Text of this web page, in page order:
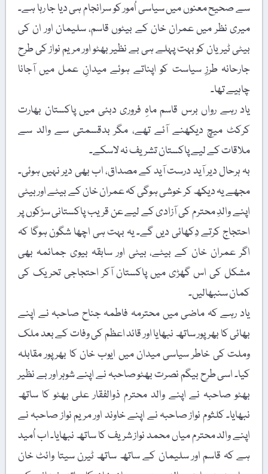
سے صحیح معنوں میں سیاسی اُمور کو سرانجام ہی دیا جا رہا ہے۔
میری نظر میں عمران خان کے بیٹوں قاسم، سلیمان اور ان کی
بیٹی ٹیریان کو بہت پہلے ہی بے نظیر بھٹو اور مریم نواز کی طرح
جارحانہ طرزِ سیاست کو اپناتے ہوئے میدانِ عمل میں آجانا
چاہیے تھا۔
یاد رہے رواں برس قاسم ماہِ فروری دبئی میں پاکستان بھارت
کرکٹ میچ دیکھنے آئے تھے، مگر بدقسمتی سے والد سے
ملاقات کے لیے پاکستان تشریف نہ لاسکے۔
بہ ہرحال دیر آید درست آید کے مصداق، اب بھی دیر نہیں ہوئی۔
مجھے یہ دیکھ کر خوشی ہوگی کہ عمران خان کے بیٹے اور بیٹی
اپنے والدِ محترم کی آزادی کے لیے عن قریب پاکستانی سڑکوں پر
احتجاج کرتے دِکھائی دیں گے۔ یہ بہت ہی اچھا شگون ہوگا کہ
اگر عمران خان کے بیٹے، بیٹی اور سابقہ بیوی جمائمہ بھی
مشکل کی اس گھڑی میں پاکستان آکر احتجاجی تحریک کی
کمان سنبھالیں۔
یاد رہے کہ ماضی میں محترمہ فاطمہ جناح صاحبہ نے اپنے
بھائی کا بھرپور ساتھ نبھایا اور قائد اعظم کی وفات کے بعد ملک
وملت کی خاطر سیاسی میدان میں ایوب خان کا بھرپور مقابلہ
کیا۔ اسی طرح بیگم نصرت بھٹو صاحبہ نے اپنے شوہر اور بے نظیر
بھٹو صاحبہ نے اپنے والد محترم ذوالفقار علی بھٹو کا ساتھ
نبھایا۔ کلثوم نواز صاحبہ نے اپنے خاوند اور مریم نواز صاحبہ نے
اپنے والد محترم میاں محمد نواز شریف کا ساتھ نبھایا۔ اب اُمید
ہے کہ قاسم اور سلیمان کے ساتھ ساتھ ٹیرن سیتا وائٹ خان